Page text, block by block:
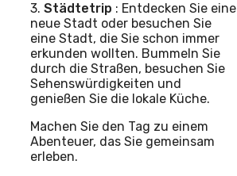
3. Städtetrip : Entdecken Sie eine
neue Stadt oder besuchen Sie
eine Stadt, die Sie schon immer
erkunden wollten. Bummeln Sie
durch die Straßen, besuchen Sie
Sehenswürdigkeiten und
genießen Sie die lokale Küche.
Machen Sie den Tag zu einem
Abenteuer, das Sie gemeinsam
erleben.